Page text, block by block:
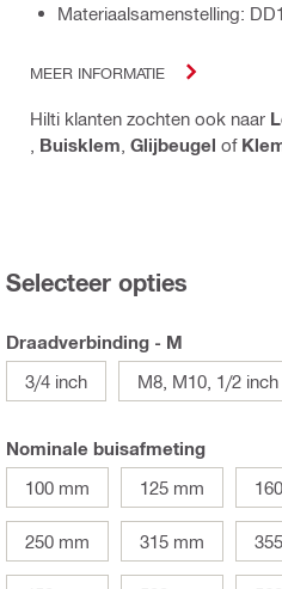
Materiaalsamenstelling:
MEER INFORMATIE
Hilti klanten zochten ook naar
Buisklem Glijbeugel of
Selecteer opties
Draadverbinding - M
3/4 inch
M8, M10, 1/2 inch
Nominale buisafmeting
100 mm
125 mm
250 mm 315 mm